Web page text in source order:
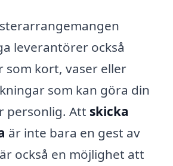
leverantörer också
som kort, vaser eller
som kan göra din
personlig. Att skicka
är inte bara en gest av
också en möjlighet att